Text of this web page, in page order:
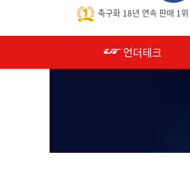
축구화 18년 연속 판매 1위
언더테크